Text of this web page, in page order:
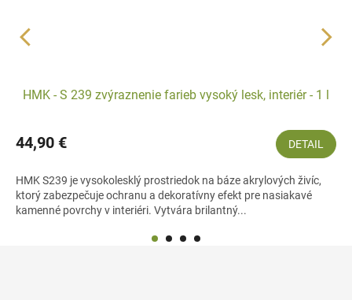
HMK - S 239 zvýraznenie farieb vysoký lesk, interiér - 1 l
44,90 € DETAIL
HMK S239 je vysokolesklý prostriedok na báze akrylových živíc,
ktorý zabezpečuje ochranu a dekoratívny efekt pre nasiakavé
kamenné povrchy v interiéri. Vytvára brilantný...